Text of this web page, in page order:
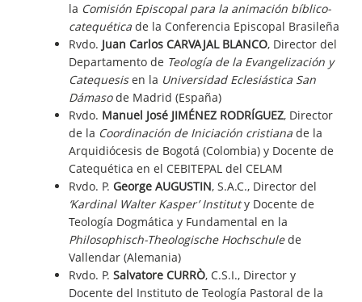
la Comisión Episcopal para la animación bíblico-
catequética de la Conferencia Episcopal Brasileña
Rvdo. Juan Carlos CARVAJAL BLANCO, Director del
Departamento de Teología de la Evangelización y
Catequesisen la Universidad Eclesiástica San
Dámasode Madrid (España)
Rvdo. Manuel José JIMÉNEZ RODRÍGUEZ, Director
de la Coordinación de Iniciación cristiana de la
Arquidiócesis de Bogotá (Colombia) y Docente de
Catequética en el CEBITEPAL del CELAM
Rvdo. P. George AUGUSTIN, S.A.C., Director del
‘Kardinal Walter Kasper’ Instituty Docente de
Teología Dogmática y Fundamental en la
Philosophisch-Theologische Hochschulede
Vallendar (Alemania)
Rvdo. P. Salvatore CURRÒ, C.S.I., Director y
Docente del Instituto de Teología Pastoral de la